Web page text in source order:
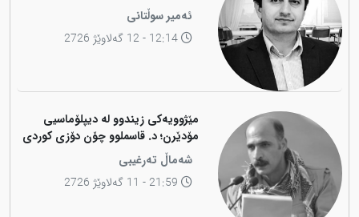
ئەمیر سوڵتانی
12:14 - 12 گەلاوێژ 2726
مێژوویەکی زیندوو لە دیپلۆماسیی
مۆدێرن؛ د. قاسملوو چۆن دۆزی کوردی
لە شاخەوە گواستەوە بۆ ناوەندە
بڕیاردەرەکانی جیهان؟
شەماڵ تەرغیبی